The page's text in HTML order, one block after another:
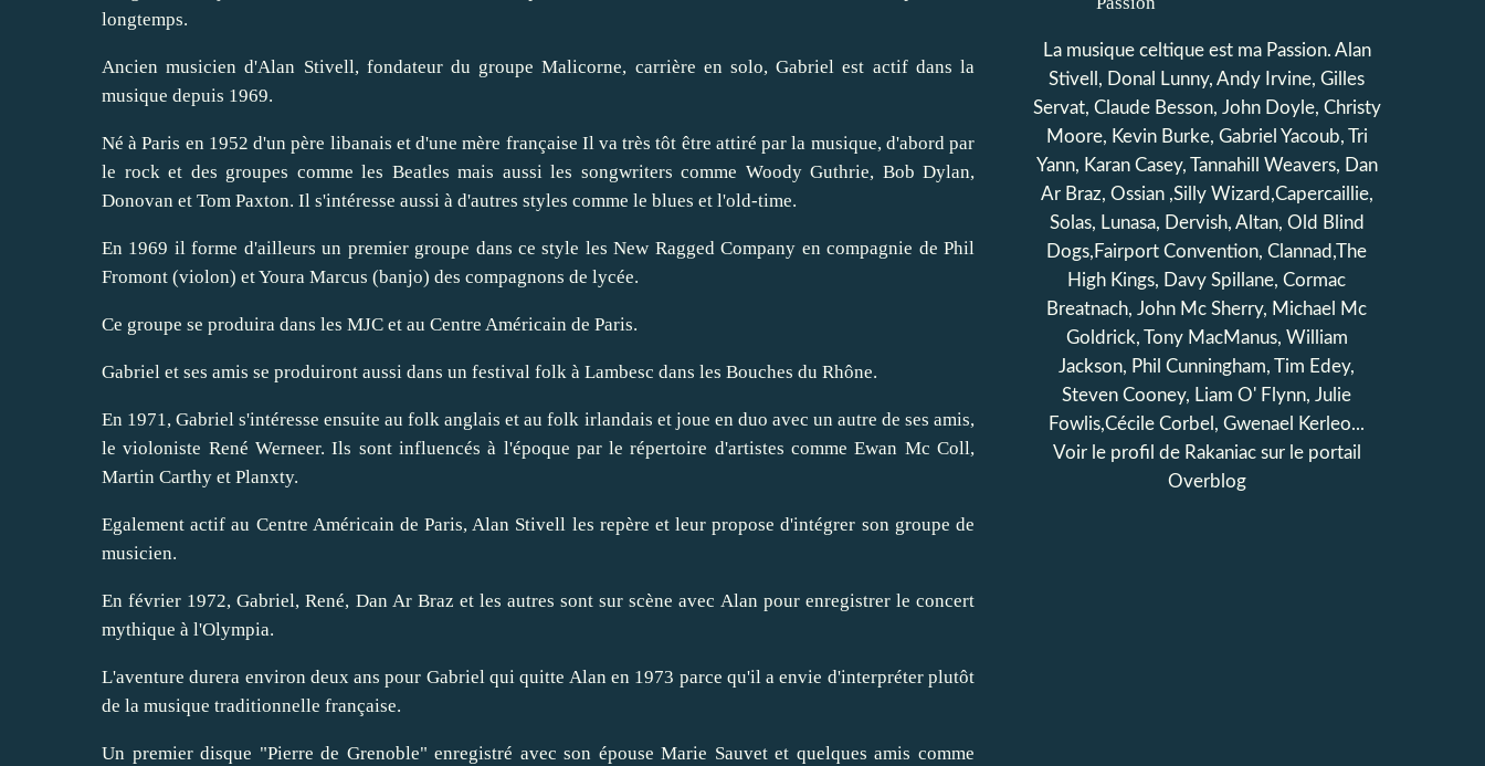
longtemps.
Ancien musicien d'Alan Stivell, fondateur du groupe Malicorne, carrière en solo, Gabriel est actif dans la
musique depuis 1969.
Né à Paris en 1952 d'un père libanais et d'une mère française Il va très tôt être attiré par la musique, d'abord par
le rock et des groupes comme les Beatles mais aussi les songwriters comme Woody Guthrie, Bob Dylan,
Donovan et Tom Paxton. Il s'intéresse aussi à d'autres styles comme le blues et l'old-time.
En 1969 il forme d'ailleurs un premier groupe dans ce style les New Ragged Company en compagnie de Phil
Fromont (violon) et Youra Marcus (banjo) des compagnons de lycée.
Ce groupe se produira dans les MJC et au Centre Américain de Paris.
Gabriel et ses amis se produiront aussi dans un festival folk à Lambesc dans les Bouches du Rhône.
En 1971, Gabriel s'intéresse ensuite au folk anglais et au folk irlandais et joue en duo avec un autre de ses amis,
le violoniste René Werneer. Ils sont influencés à l'époque par le répertoire d'artistes comme Ewan Mc Coll,
Martin Carthy et Planxty.
Egalement actif au Centre Américain de Paris, Alan Stivell les repère et leur propose d'intégrer son groupe de
musicien.
En février 1972, Gabriel, René, Dan Ar Braz et les autres sont sur scène avec Alan pour enregistrer le concert
mythique à l'Olympia.
L'aventure durera environ deux ans pour Gabriel qui quitte Alan en 1973 parce qu'il a envie d'interpréter plutôt
de la musique traditionnelle française.
Un premier disque "Pierre de Grenoble" enregistré avec son épouse Marie Sauvet et quelques amis comme
La musique celtique est ma Passion. Alan
Stivell, Donal Lunny, Andy Irvine, Gilles
Servat, Claude Besson, John Doyle, Christy
Moore, Kevin Burke, Gabriel Yacoub, Tri
Yann, Karan Casey, Tannahill Weavers, Dan
Ar Braz, Ossian ,Silly Wizard,Capercaillie,
Solas, Lunasa, Dervish, Altan, Old Blind
Dogs,Fairport Convention, Clannad,The
High Kings, Davy Spillane, Cormac
Breatnach, John Mc Sherry, Michael Mc
Goldrick, Tony MacManus, William
Jackson, Phil Cunningham, Tim Edey,
Steven Cooney, Liam O' Flynn, Julie
Fowlis,Cécile Corbel, Gwenael Kerleo...
Voir le profil de Rakaniacsur le portail
Overblog